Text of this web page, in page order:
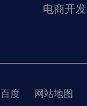
电商开发
百度 网站地图